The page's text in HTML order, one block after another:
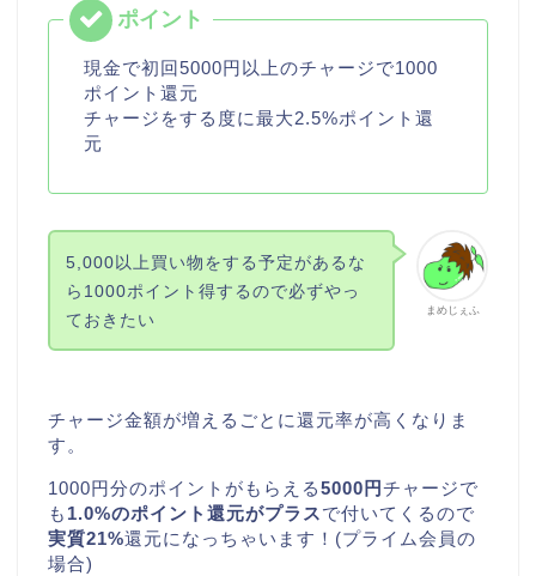
現金で初回5000円以上のチャージで1000
ポイント還元
チャージをする度に最大2.5%ポイント還
元
まめじぇふ
5,000以上買い物をする予定があるな
ら1000ポイント得するので必ずやっ
ておきたい
チャージ金額が増えるごとに還元率が高くなりま
す。
1000円分のポイントがもらえる5000円チャージで
も 1.0%のポイント還元がプラスで付いてくるので
実質21%還元になっちゃいます！(プライム会員の
場合)